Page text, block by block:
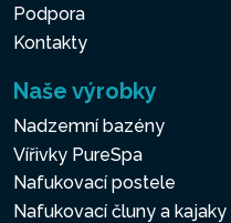
Podpora
Kontakty
Naše výrobky
Nadzemní bazény
Vířivky PureSpa
Nafukovací postele
Nafukovací čluny a kajaky